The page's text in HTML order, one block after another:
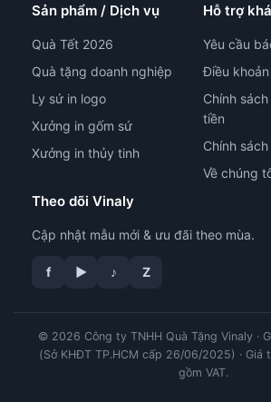
Sản phẩm / Dịch vụ
Quà Tết 2026
Quà tặng doanh nghiệp
Ly sứ in logo
Xưởng in gốm sứ
Xưởng in thủy tinh
Hỗ trợ
Yêu cầu
Điều
Chính
tiền
Chính
Về chúng
Theo dõi Vinaly
Cập nhật mẫu mới & ưu đãi theo mùa.
f ▶ ♪ Z
© 2026 Công ty TNHH Quà Tặng Vinaly ·
(Sở KHĐT TP.HCM cấp 26/06/2025) · Giá
gồm VAT.